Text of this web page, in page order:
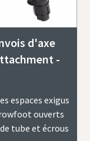
d'axe
-
espaces exigus
ouverts
tube et écrous